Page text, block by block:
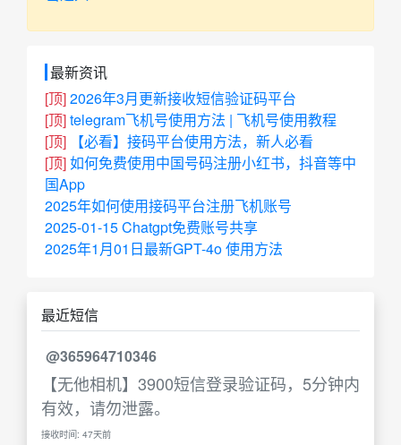
最新资讯
[顶]2026年3月更新接收短信验证码平台
[顶]telegram飞机号使用方法 | 飞机号使用教程
[顶]
【必看】接码平台使用方法，新人必看
[顶]如何免费使用中国号码注册小红书，抖音等中
国App
2025年如何使用接码平台注册飞机账号
2025-01-15 Chatgpt免费账号共享
2025年1月01日最新GPT-4o 使用方法
最近短信
@365964710346
【无他相机】3900短信登录验证码，5分钟内
有效，请勿泄露。
接收时间: 47天前